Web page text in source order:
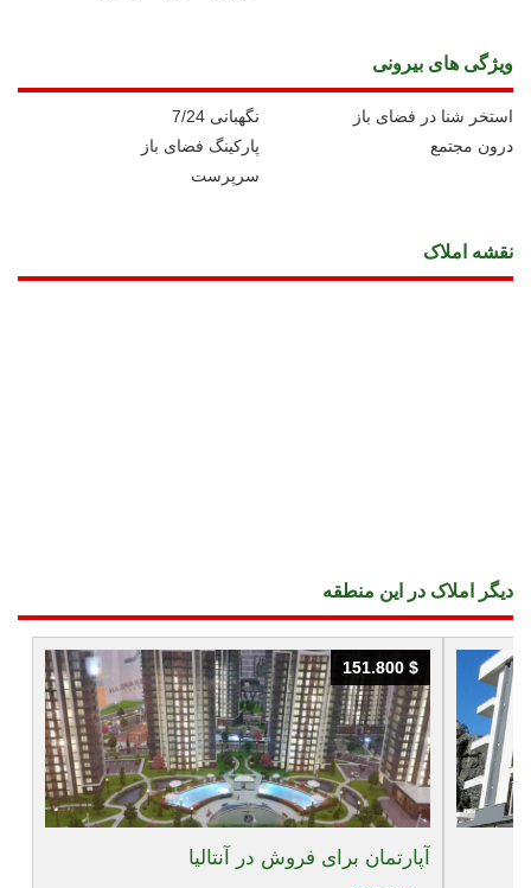
ویژگی های بیرونی
نگهبانی 7/24
استخر شنا در فضای باز
پارکینگ فضای باز
درون مجتمع
سرپرست
نقشه املاک
دیگر املاک در این منطقه
آپارتمان برای فروش در آنتالیا
151.800 $
151.800 $